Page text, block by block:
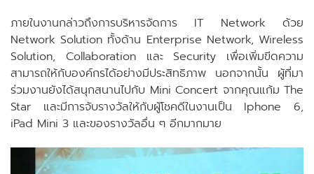
ภายในงานกล่าวถึงการบริหารจัดการ IT Network ด้วย
Network Solution ทั้งด้าน Enterprise Network, Wireless
Solution, Collaboration และ Security เพื่อเพิ่มขีดความ
สามารถให้กับองค์กรได้อย่างมีประสิทธิภาพ นอกจากนั้น ผู้ที่มา
ร่วมงานยังได้สนุกสนานไปกับ Mini Concert จากคุณแก้ม The
Star และมีการจับรางวัลให้กับผู้โชคดีในงานเป็น Iphone 6,
iPad Mini 3 และของรางวัลอื่น ๆ อีกมากมาย